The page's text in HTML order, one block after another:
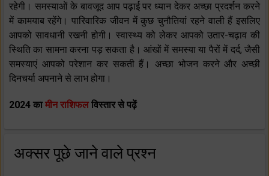
रहेगी। समस्याओं के बावजूद आप पढ़ाई पर ध्यान देकर अच्छा प्रदर्शन करने
में कामयाब रहेंगे। पारिवारिक जीवन में कुछ चुनौतियां रहने वाली हैं इसलिए
आपको सावधानी रखनी होगी। स्वास्थ्य को लेकर आपको उतार-चढ़ाव की
स्थिति का सामना करना पड़ सकता है। आंखों में समस्या या पैरों में दर्द, जैसी
समस्याएं आपको परेशान कर सकती हैं। अच्छा भोजन करने और अच्छी
दिनचर्या अपनाने से लाभ होगा।
2024 कामीन राशिफलविस्तार से पढ़ें
अक्सर पूछे जाने वाले प्रश्न